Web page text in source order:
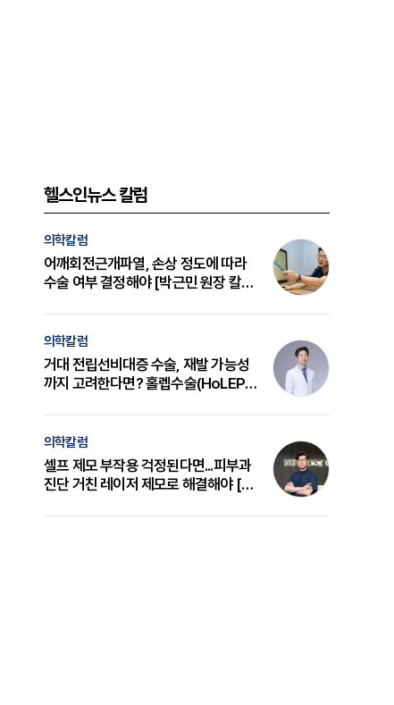
헬스인뉴스 칼럼
의학칼럼
어깨회전근개파열, 손상 정도에 따라
수술 여부 결정해야 [박근민 원장 칼
의학칼럼
거대 전립선비대증 수술, 재발 가능성
까지 고려한다면? 홀렙수술(HoLEP)
의학칼럼
셀프 제모 부작용 걱정된다면...피부과
진단 거친 레이저 제모로 해결해야 [변